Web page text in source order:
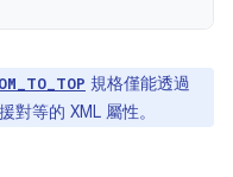
規格僅能透過
等的 XML 屬性。